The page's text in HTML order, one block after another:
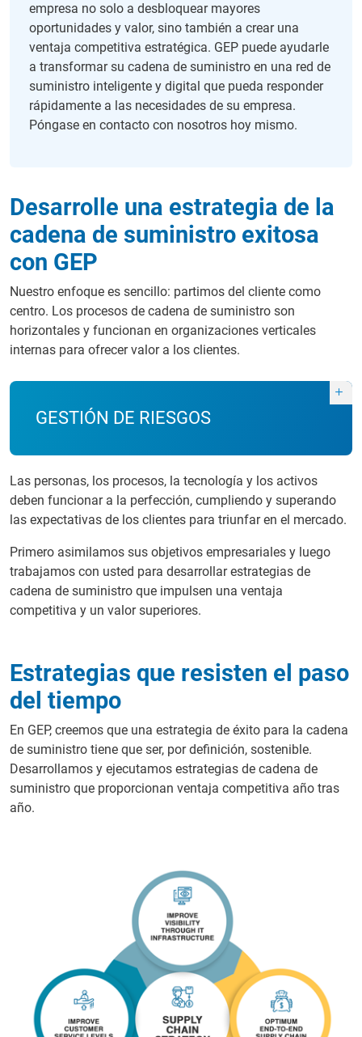
empresa no solo a desbloquear mayores
oportunidades y valor, sino también a crear una
ventaja competitiva estratégica. GEP puede ayudarle
a transformar su cadena de suministro en una red de
suministro inteligente y digital que pueda responder
rápidamente a las necesidades de su empresa.
Póngase en contacto con nosotros hoy mismo.
Desarrolle una estrategia de la
cadena de suministro exitosa
con GEP
Nuestro enfoque es sencillo: partimos del cliente como
centro. Los procesos de cadena de suministro son
horizontales y funcionan en organizaciones verticales
internas para ofrecer valor a los clientes.
GESTIÓN DE RIESGOS
Las personas, los procesos, la tecnología y los activos
deben funcionar a la perfección, cumpliendo y superando
las expectativas de los clientes para triunfar en el mercado.
Primero asimilamos sus objetivos empresariales y luego
trabajamos con usted para desarrollar estrategias de
cadena de suministro que impulsen una ventaja
competitiva y un valor superiores.
Estrategias que resisten el paso
del tiempo
En GEP, creemos que una estrategia de éxito para la cadena
de suministro tiene que ser, por definición, sostenible.
Desarrollamos y ejecutamos estrategias de cadena de
suministro que proporcionan ventaja competitiva año tras
año.